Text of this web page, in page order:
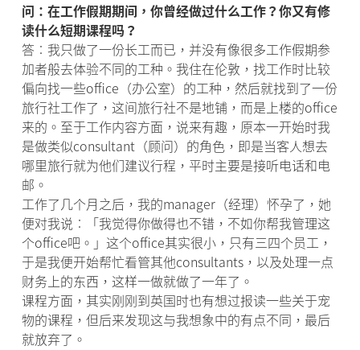
问：在工作假期期间，你曾经做过什么工作？你又有修
读什么短期课程吗？
答︰我只做了一份长工而已，并没有像很多工作假期参
加者般去体验不同的工种。我住在伦敦，找工作时比较
偏向找一些office（办公室）的工种，然后就找到了一份
旅行社工作了，这间旅行社不是地铺，而是上楼的office
来的。至于工作内容方面，说来有趣，原本一开始时我
是做类似consultant（顾问）的角色，即是当客人想去
哪里旅行就为他们建议行程，平时主要是接听电话和电
邮。
工作了几个月之后，我的manager（经理）怀孕了，她
便对我说︰「我觉得你做得也不错，不如你帮我管理这
个office吧。」这个office其实很小，只有三四个员工，
于是我便开始帮忙看管其他consultants，以及处理一点
财务上的东西，这样一做就做了一年了。
课程方面，其实刚刚到英国时也有想过报读一些关于宠
物的课程，但后来发现这与我想象中的有点不同，最后
就放弃了。